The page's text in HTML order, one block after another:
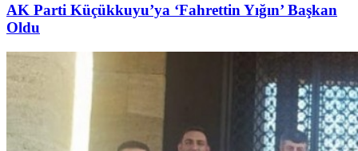
AK Parti Küçükkuyu’ya ‘Fahrettin Yığın’ Başkan
Oldu